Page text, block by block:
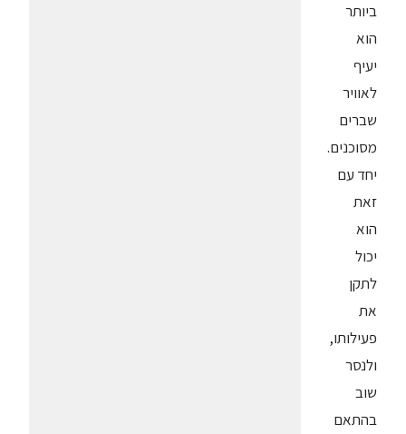
ביותר
הוא
יעיף
לאוויר
שברים
מסוכנים.
יחד עם
זאת
הוא
יכול
לתקן
את
פעילותו,
ולנסר
שוב
בהתאם